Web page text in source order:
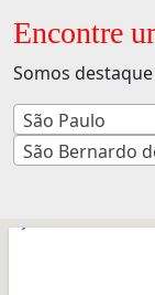
Encontre
Somos
São Paulo
São Bernardo